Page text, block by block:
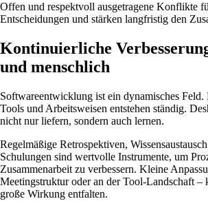
Offen und respektvoll ausgetragene Konflikte
Entscheidungen und stärken langfristig den
Kontinuierliche
und menschlich
Softwareentwicklung ist ein dynamisches Feld.
Tools und Arbeitsweisen entstehen ständig.
nicht nur liefern, sondern auch lernen.
Regelmäßige Retrospektiven,
Schulungen sind wertvolle Instrumente, um
Zusammenarbeit zu verbessern. Kleine
Meetingstruktur oder an der Tool-Landschaft –
große Wirkung entfalten.